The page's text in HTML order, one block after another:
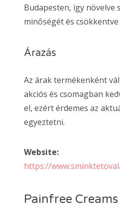
Budapesten, így növelve
minőségét és
Árazás
Az árak termékenként
akciós és csomagban
el, ezért érdemes az
egyeztetni.
Website:
https://
Painfree Creams